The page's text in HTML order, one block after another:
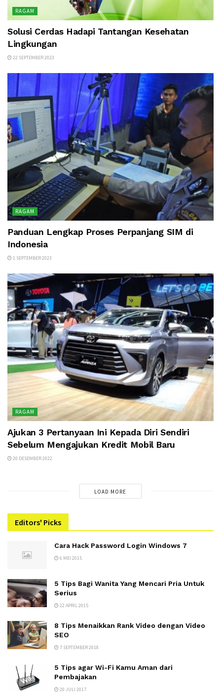
RAGAM
Solusi Cerdas Hadapi Tantangan Kesehatan
Lingkungan
22 SEPTEMBER 2023
RAGAM
Panduan Lengkap Proses Perpanjang SIM di
Indonesia
1 SEPTEMBER 2023
RAGAM
Ajukan 3 Pertanyaan Ini Kepada Diri Sendiri
Sebelum Mengajukan Kredit Mobil Baru
20 DESEMBER 2022
LOAD MORE
Editors' Picks
Cara Hack Password Login Windows 7
6 MEI 2015
5 Tips Bagi Wanita Yang Mencari Pria Untuk
Serius
22 APRIL 2015
8 Tips Menaikkan Rank Video dengan Video
SEO
7 SEPTEMBER 2018
5 Tips agar Wi-Fi Kamu Aman dari
Pembajakan
20 JULI 2017